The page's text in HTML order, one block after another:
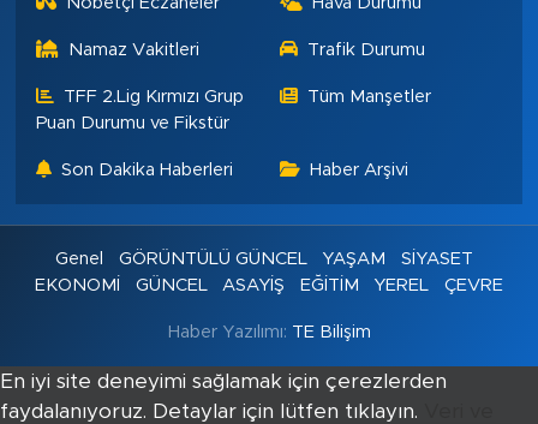
Namaz Vakitleri Trafik Durumu
TFF 2.Lig Kırmızı Grup
Puan Durumu ve Fikstür
Tüm Manşetler
Son Dakika Haberleri Haber Arşivi
Genel GÖRÜNTÜLÜ GÜNCEL YAŞAM
SİYASET
EKONOMİ
GÜNCEL ASAYİŞ EĞİTİM YEREL ÇEVRE
Haber Yazılımı: TE Bilişim
En iyi site deneyimi sağlamak için çerezlerden
faydalanıyoruz. Detaylar için lütfen tıklayın.